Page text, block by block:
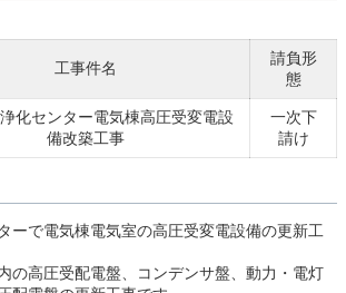
工事件名
請負形
態
化センター電気棟高圧受変電設
備改築工事
一次下
請け
ーで電気棟電気室の高圧受変電設備の更新工
の高圧受配電盤、コンデンサ盤、動力・電灯